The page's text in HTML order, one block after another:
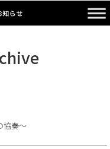
協奏～